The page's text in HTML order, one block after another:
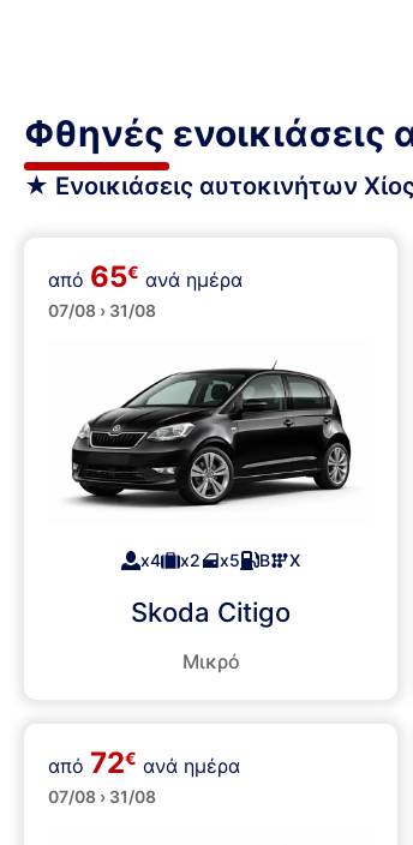
Φθηνές ενοικιάσεις
★ Ενοικιάσεις αυτοκινήτων
Μικρά
από 65€ ανά ημέρα
07/08 › 31/08
x4 x2 x5 Β Χ
Skoda Citigo
Μικρό
Μεσαία
από 72€ ανά ημέρα
07/08 › 31/08